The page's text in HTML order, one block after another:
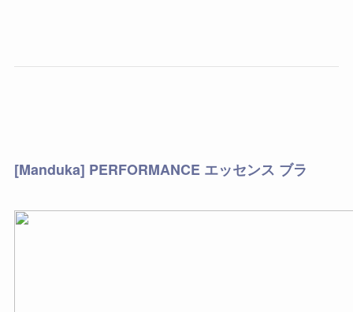
[Manduka] PERFORMANCE エッセンス ブラ